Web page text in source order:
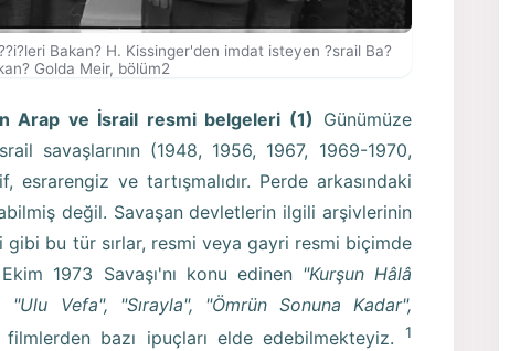
Bakan? H. Kissinger'den imdat isteyen ?srail Ba?
Golda Meir, bölüm2
Arap ve İsrail resmi belgeleri (1) Günümüze
savaşlarının (1948, 1956, 1967, 1969-1970,
esrarengiz ve tartışmalıdır. Perde arkasındaki
değil. Savaşan devletlerin ilgili arşivlerinin
gibi bu tür sırlar, resmi veya gayri resmi biçimde
1973 Savaşı'nı konu edinen "Kurşun Hâlâ
"Ulu Vefa", "Sırayla", "Ömrün Sonuna Kadar",
bazı ipuçları elde edebilmekteyiz. 1